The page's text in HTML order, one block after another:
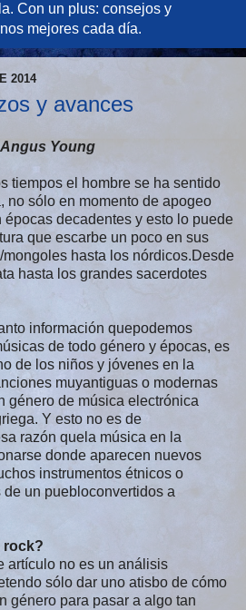
Con un plus: consejos y
mejores cada día.
2014
y avances
Angus Young
tiempos el hombre se ha sentido
no sólo en momento de apogeo
decadentes y esto lo puede
que escarbe un poco en sus
hasta los nórdicos.Desde
hasta los grandes sacerdotes
información quepodemos
de todo género y épocas, es
de los niños y jóvenes en la
muyantiguas o modernas
género de música electrónica
Y esto no es de
razón quela música en la
donde aparecen nuevos
instrumentos étnicos o
un puebloconvertidos a
rock?
artículo no es un análisis
sólo dar uno atisbo de cómo
género para pasar a algo tan